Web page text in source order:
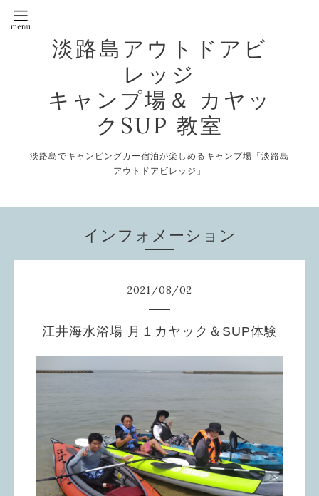
淡路島アウトドアビ
レッジ
キャンプ場＆ カヤッ
クSUP 教室
淡路島でキャンピングカー宿泊が楽しめるキャンプ場「淡路島
アウトドアビレッジ」
インフォメーション
2021/08/02
江井海水浴場 月１カヤック＆SUP体験